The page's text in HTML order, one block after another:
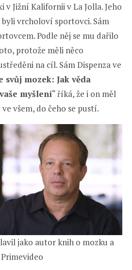
Jižní Kalifornii v La Jolla. Jeho
vrcholoví sportovci. Sám
Podle něj se mu dařilo
protože měli něco
na cíl. Sám Dispenza ve
svůj mozek: Jak věda
myšlení“ říká, že i on měl
všem, do čeho se pustí.
jako autor knih o mozku a